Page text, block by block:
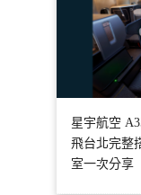
星宇航空
飛台北完整
室一次分享